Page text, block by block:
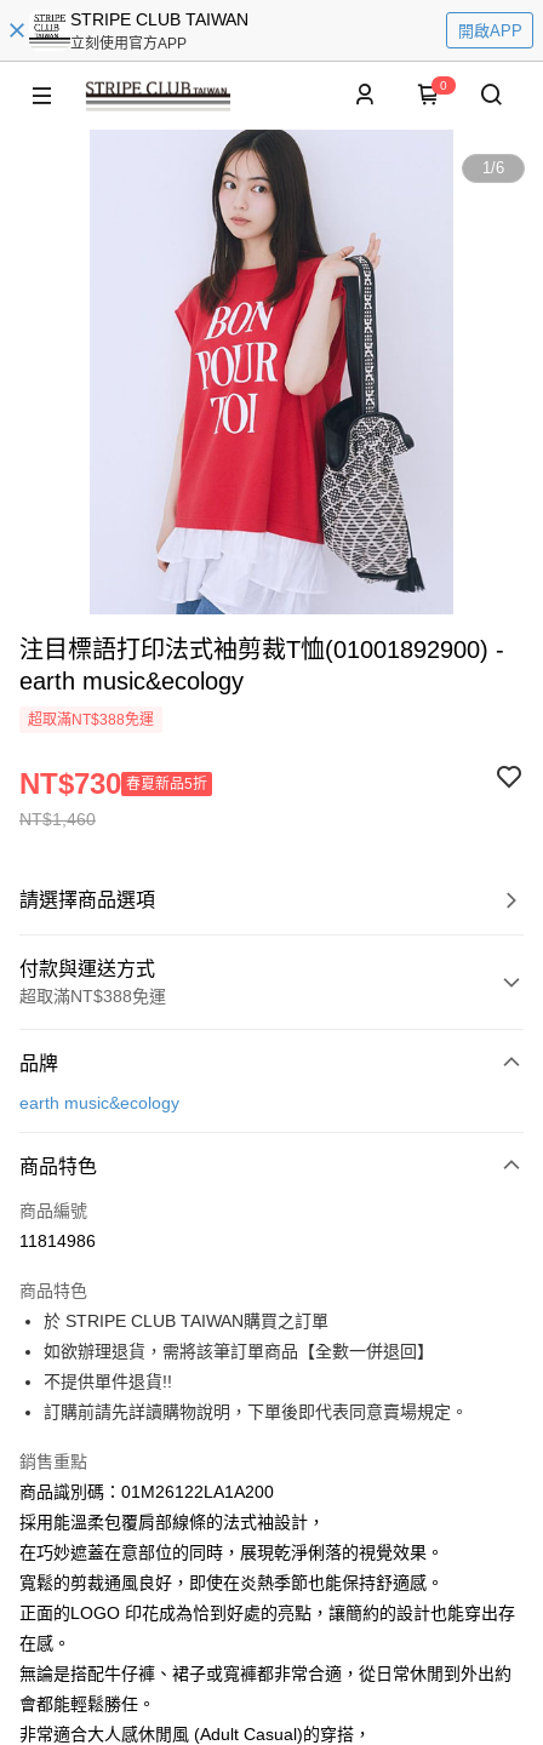
STRIPE CLUB TAIWAN
立刻使用官方APP
開啟APP
0
1/6
注目標語打印法式袖剪裁T恤(01001892900) -
earth music&ecology
超取滿NT$388免運
NT$1,460
NT$730 春夏新品5折
請選擇商品選項
付款與運送方式
超取滿NT$388免運
信用卡一次付款
3 期 0 利率 每期
合作金庫商業銀行
上海商業儲蓄銀行
臺灣中小企業銀行
匯豐（台灣）商業銀行
華泰商業銀行
聯邦商業銀行
遠東國際商業銀行
元大商業銀行
玉山商業銀行
星展（台灣）商業銀行
台灣樂天信用卡公司
超商取貨付款
LINE Pay
Apple Pay
街口支付
悠遊付
大哥付你分期
相關說明
【大哥付你分期使用說明】
1.本服務由台灣大哥大提供，台灣大哥大用戶可立即使用無須另外申請。
2.付款方式選擇「大哥付你分期」，訂單成立後會自動跳轉到大哥付的交易
成交易。
3.實際核准額度、可分期數及費用金額請依後續交易確認頁面所載為準。
4.訂單成立30分鐘內，如未前往確認交易或遇審核未通過，訂單將自動取
消。如遇「轉專審核」未通過狀況，表示未達大哥付你分期系統評分，恕無
法說明評估內容。
【繳款方式說明】
AFTEE先享後付
相關說明
【關於「AFTEE先享後付」】
便利好安心！
１．簡單：不需註冊會員、不需綁卡、不需儲值。
２．便利：只要手機號碼，簡訊認證，即可結帳。
３．安心：先確認商品／服務後，再付款。
ATM付款
運送方式
全家取貨付款
品牌
earth music&ecology
商品特色
商品編號
11814986
商品特色
於 STRIPE CLUB TAIWAN購買之訂單
如欲辦理退貨，需將該筆訂單商品【全數一併退回】
不提供單件退貨!!
訂購前請先詳讀購物說明，下單後即代表同意賣場規定。
銷售重點
商品識別碼：01M26122LA1A200
採用能溫柔包覆肩部線條的法式袖設計，
在巧妙遮蓋在意部位的同時，展現乾淨俐落的視覺效果。
寬鬆的剪裁通風良好，即使在炎熱季節也能保持舒適感。
正面的LOGO 印花成為恰到好處的亮點，讓簡約的設計也能穿出存
在感。
無論是搭配牛仔褲、裙子或寬褲都非常合適，從日常休閒到外出約
會都能輕鬆勝任。
非常適合大人感休閒風 (Adult Casual)的穿搭，